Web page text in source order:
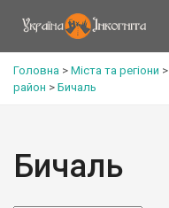
Головна > Міста та регіони >
район > Бичаль
Бичаль